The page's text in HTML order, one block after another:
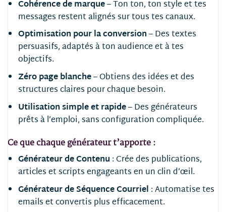
Cohérence de marque– Ton ton, ton style et tes
messages restent alignés sur tous tes canaux.
Optimisation pour la conversion– Des textes
persuasifs, adaptés à ton audience et à tes
objectifs.
Zéro page blanche– Obtiens des idées et des
structures claires pour chaque besoin.
Utilisation simple et rapide– Des générateurs
prêts à l’emploi, sans configuration compliquée.
Ce que chaque générateur t’apporte :
Générateur de Contenu : Crée des publications,
articles et scripts engageants en un clin d’œil.
Générateur de Séquence Courriel : Automatise tes
emails et convertis plus efficacement.